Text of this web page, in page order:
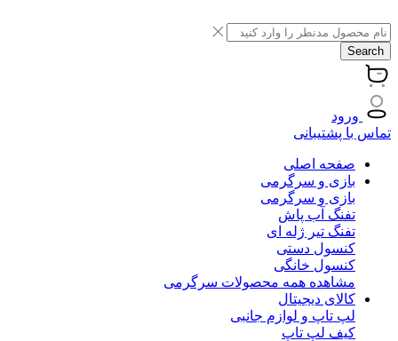
Search
ورود
تماس با پشتیبانی
صفحه اصلی
بازی و سرگرمی
بازی و سرگرمی
تفنگ آب پاش
تفنگ تیر ژله ای
کنسول دستی
کنسول خانگی
مشاهده همه محصولات سرگرمی
کالای دیجیتال
لپ تاپ و لوازم جانبی
کیف لپ تاپ